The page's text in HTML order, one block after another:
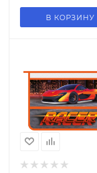
В КОРЗИНУ